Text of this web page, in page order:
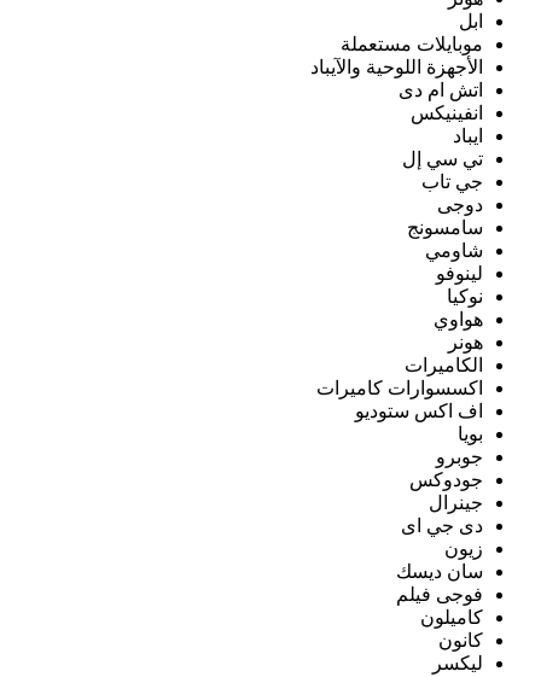
ابل
موبايلات مستعملة
الأجهزة اللوحية والآيباد
اتش ام دى
انفينيكس
ايباد
تي سي إل
جي تاب
دوجى
سامسونج
شاومي
لينوفو
نوكيا
هواوي
هونر
الكاميرات
اكسسوارات كاميرات
اف اكس ستوديو
بويا
جوبرو
جودوكس
جينرال
دى جي اى
زيون
سان ديسك
فوجى فيلم
كاميلون
كانون
ليكسر